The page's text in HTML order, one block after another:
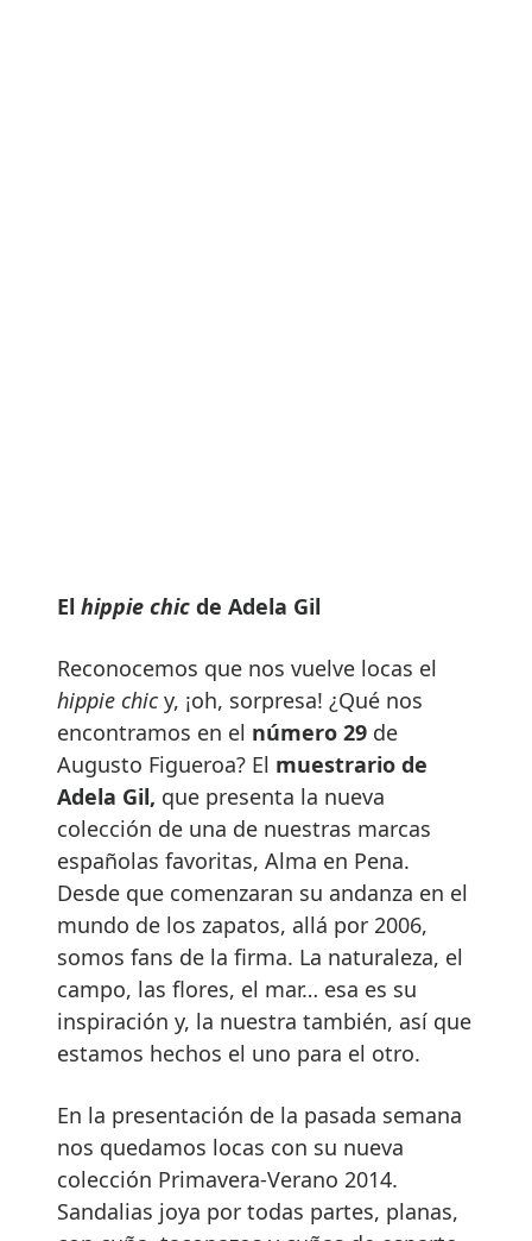
El hippie chic de Adela Gil
Reconocemos que nos vuelve locas el
hippie chicy, ¡oh, sorpresa! ¿Qué nos
encontramos en el número 29 de
Augusto Figueroa? El muestrario de
Adela Gil, que presenta la nueva
colección de una de nuestras marcas
españolas favoritas, Alma en Pena.
Desde que comenzaran su andanza en el
mundo de los zapatos, allá por 2006,
somos fans de la firma. La naturaleza, el
campo, las flores, el mar… esa es su
inspiración y, la nuestra también, así que
estamos hechos el uno para el otro.
En la presentación de la pasada semana
nos quedamos locas con su nueva
colección Primavera-Verano 2014.
Sandalias joya por todas partes, planas,